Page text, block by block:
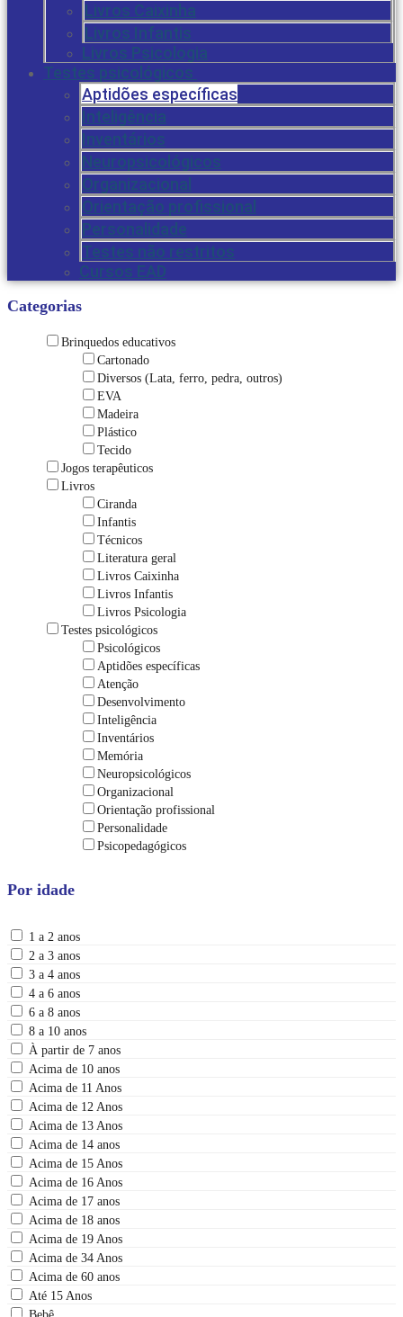
Livros Caixinha
Livros Infantis
Livros Psicologia
Testes psicológicos
Aptidões específicas
Inteligência
Inventários
Neuropsicológicos
Organizacional
Orientação profissional
Personalidade
Testes não restritos
Cursos EAD
Categorias
Brinquedos educativos
Cartonado
Diversos (Lata, ferro, pedra, outros)
EVA
Madeira
Plástico
Tecido
Jogos terapêuticos
Livros
Ciranda
Infantis
Técnicos
Literatura geral
Livros Caixinha
Livros Infantis
Livros Psicologia
Testes psicológicos
Psicológicos
Aptidões específicas
Atenção
Desenvolvimento
Inteligência
Inventários
Memória
Neuropsicológicos
Organizacional
Orientação profissional
Personalidade
Psicopedagógicos
Por idade
1 a 2 anos
2 a 3 anos
3 a 4 anos
4 a 6 anos
6 a 8 anos
8 a 10 anos
À partir de 7 anos
Acima de 10 anos
Acima de 11 Anos
Acima de 12 Anos
Acima de 13 Anos
Acima de 14 anos
Acima de 15 Anos
Acima de 16 Anos
Acima de 17 anos
Acima de 18 anos
Acima de 19 Anos
Acima de 34 Anos
Acima de 60 anos
Até 15 Anos